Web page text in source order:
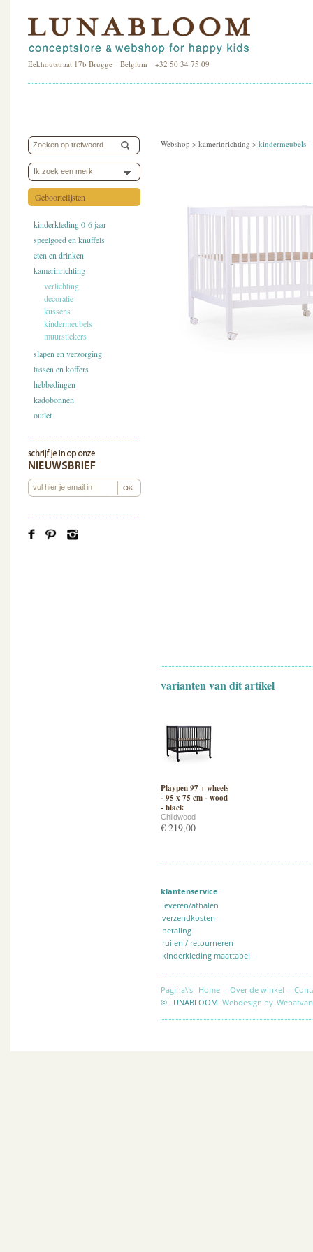
Eekhoutstraat 17b Brugge Belgium +32 50 34 75 09
Ik zoek een merk
Geboortelijsten
kinderkleding 0-6 jaar
speelgoed en knuffels
eten en drinken
kamerinrichting
verlichting
decoratie
kussens
kindermeubels
muurstickers
slapen en verzorging
tassen en koffers
hebbedingen
kadobonnen
outlet
Webshop > kamerinrichting > kindermeubels -
varianten van dit artikel
Playpen 97 + wheels
- 95 x 75 cm - wood
- black
Childwood
€ 219,00
klantenservice
leveren/afhalen
verzendkosten
betaling
ruilen / retourneren
kinderkleding maattabel
Pagina\'s: Home - Over de winkel -
© LUNABLOOM. Webdesign by